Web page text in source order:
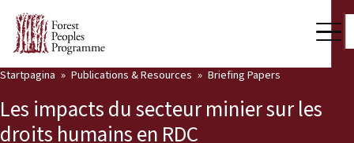
Our Work
Community Voices
Startpagina Publications & Resources Briefing Papers
Les impacts du secteur minier sur les
droits humains en RDC